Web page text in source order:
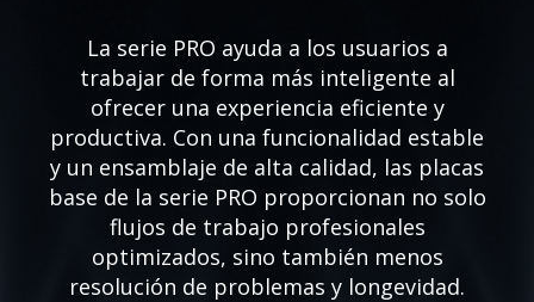
La serie PRO ayuda a los usuarios a
trabajar de forma más inteligente al
ofrecer una experiencia eficiente y
productiva. Con una funcionalidad estable
y un ensamblaje de alta calidad, las placas
base de la serie PRO proporcionan no solo
flujos de trabajo profesionales
optimizados, sino también menos
resolución de problemas y longevidad.